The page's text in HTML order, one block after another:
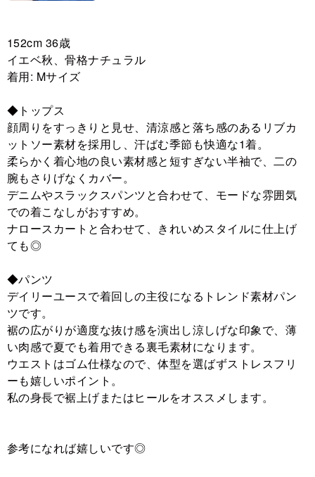
152cm 36歳
イエベ秋、骨格ナチュラル
着用: Mサイズ
◆トップス
顔周りをすっきりと見せ、清涼感と落ち感のあるリブカ
ットソー素材を採用し、汗ばむ季節も快適な1着。
柔らかく着心地の良い素材感と短すぎない半袖で、二の
腕もさりげなくカバー。
デニムやスラックスパンツと合わせて、モードな雰囲気
での着こなしがおすすめ。
ナロースカートと合わせて、きれいめスタイルに仕上げ
ても◎
◆パンツ
デイリーユースで着回しの主役になるトレンド素材パン
ツです。
裾の広がりが適度な抜け感を演出し涼しげな印象で、薄
い肉感で夏でも着用できる裏毛素材になります。
ウエストはゴム仕様なので、体型を選ばずストレスフリ
ーも嬉しいポイント。
私の身長で裾上げまたはヒールをオススメします。
参考になれば嬉しいです◎